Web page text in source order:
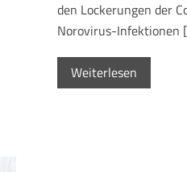
den Lockerungen der
Norovirus-Infektionen
Weiterlesen